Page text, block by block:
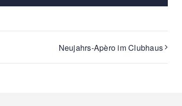
Neujahrs-Apèro im Clubhaus